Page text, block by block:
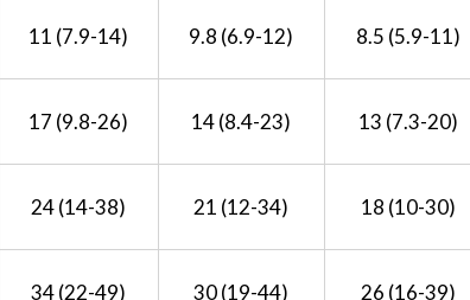
11 (7.9-14) 9.8 (6.9-12) 8.5 (5.9-11)
17 (9.8-26) 14 (8.4-23) 13 (7.3-20)
24 (14-38) 21 (12-34) 18 (10-30)
34 (22-49) 30 (19-44) 26 (16-39)